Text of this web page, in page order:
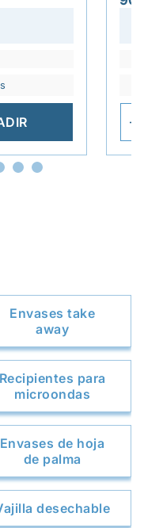
Envases take
away
Recipientes para
microondas
Envases de hoja
de palma
desechable